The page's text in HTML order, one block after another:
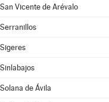
San Vicente de Arévalo
Serranillos
Sigeres
Sinlabajos
Solana de Ávila